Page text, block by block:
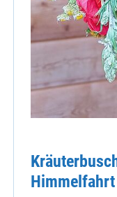
Himmelfahrt